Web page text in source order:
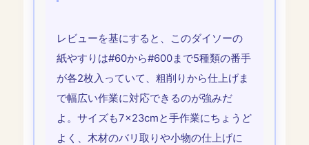
レビューを基にすると、このダイソーの
紙やすりは#60から#600まで5種類の番手
が各2枚入っていて、粗削りから仕上げま
で幅広い作業に対応できるのが強みだ
よ。サイズも7×23cmと手作業にちょうど
よく、木材のバリ取りや小物の仕上げに